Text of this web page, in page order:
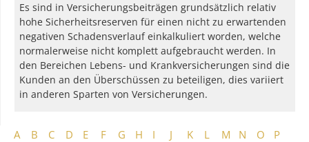
A B C D E F G H I J K L M N O
P
Es sind in Versicherungsbeiträgen grundsätzlich relativ
hohe Sicherheitsreserven für einen nicht zu erwartenden
negativen Schadensverlauf einkalkuliert worden, welche
normalerweise nicht komplett aufgebraucht werden. In
den Bereichen Lebens- und Krankversicherungen sind die
Kunden an den Überschüssen zu beteiligen, dies variiert
in anderen Sparten von Versicherungen.